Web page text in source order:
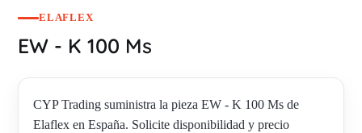
ELAFLEX
EW - K 100 Ms
CYP Trading suministra la pieza EW - K 100 Ms de
Elaflex en España. Solicite disponibilidad y precio